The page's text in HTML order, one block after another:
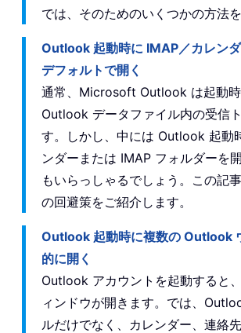
では、そのためのいくつかの方法
Outlook 起動時に IMAP／カレン
デフォルトで開く
通常、Microsoft Outlook は起動
Outlook データファイル内の受信
す。しかし、中には Outlook 起動
ンダーまたは IMAP フォルダーを
もいらっしゃるでしょう。この記
の回避策をご紹介します。
Outlook 起動時に複数の Outlook
的に開く
Outlook アカウントを起動すると
ィンドウが開きます。では、
ルだけでなく、カレンダー、連絡